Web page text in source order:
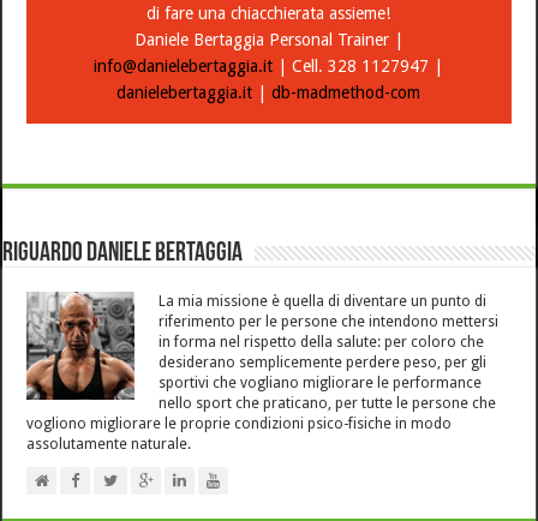
di fare una chiacchierata assieme!
Daniele Bertaggia Personal Trainer |
info@danielebertaggia.it | Cell. 328 1127947 |
danielebertaggia.it
|db-madmethod-com
Riguardo Daniele Bertaggia
La mia missione è quella di diventare un punto di
riferimento per le persone che intendono mettersi
in forma nel rispetto della salute: per coloro che
desiderano semplicemente perdere peso, per gli
sportivi che vogliano migliorare le performance
nello sport che praticano, per tutte le persone che
vogliono migliorare le proprie condizioni psico-fisiche in modo
assolutamente naturale.